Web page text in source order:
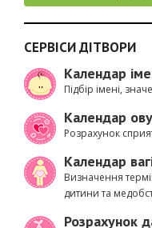
СЕРВІСИ ДІТВОРИ
Календар
Підбір імені,
Календар
Розрахунок
Календар
Визначення
дитини та
Розрахунок